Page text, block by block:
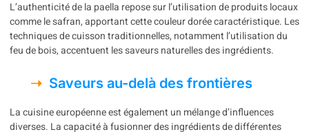
L’authenticité de la paella repose sur l’utilisation de produits locaux
comme le safran, apportant cette couleur dorée caractéristique. Les
techniques de cuisson traditionnelles, notamment l’utilisation du
feu de bois, accentuent les saveurs naturelles des ingrédients.
Saveurs au-delà des frontières
La cuisine européenne est également un mélange d’influences
diverses. La capacité à fusionner des ingrédients de différentes